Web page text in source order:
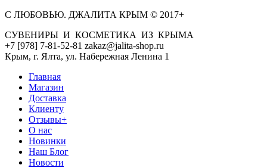
С ЛЮБОВЬЮ. ДЖАЛИТА КРЫМ © 2017+
СУВЕНИРЫ И КОСМЕТИКА ИЗ КРЫМА
+7 [978] 7-81-52-81 zakaz@jalita-shop.ru
Крым, г. Ялта, ул. Набережная Ленина 1
Главная
Магазин
Доставка
Клиенту
Отзывы+
О нас
Новинки
Наш Блог
Новости